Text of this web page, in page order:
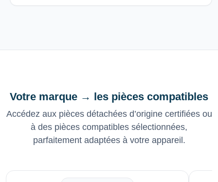
Votre marque → les pièces compatibles
Accédez aux pièces détachées d’origine certifiées ou
à des pièces compatibles sélectionnées,
parfaitement adaptées à votre appareil.